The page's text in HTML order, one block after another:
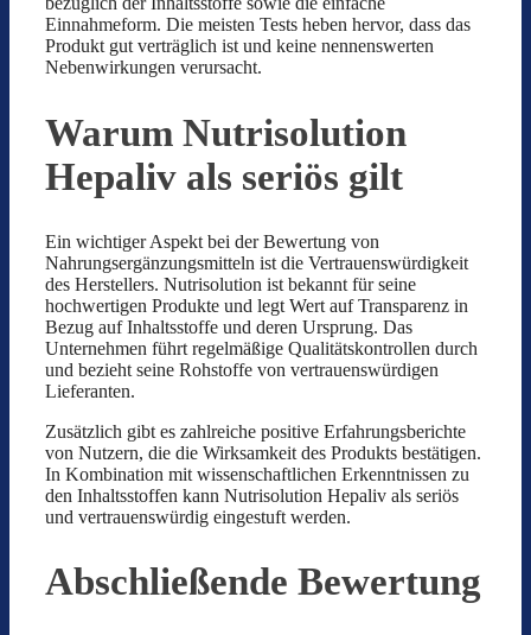
Einnahmeform. Die meisten Tests heben hervor, dass das
Produkt gut verträglich ist und keine nennenswerten
Nebenwirkungen verursacht.
Warum Nutrisolution
Hepaliv als seriös gilt
Ein wichtiger Aspekt bei der Bewertung von
Nahrungsergänzungsmitteln ist die Vertrauenswürdigkeit
des Herstellers. Nutrisolution ist bekannt für seine
hochwertigen Produkte und legt Wert auf Transparenz in
Bezug auf Inhaltsstoffe und deren Ursprung. Das
Unternehmen führt regelmäßige Qualitätskontrollen durch
und bezieht seine Rohstoffe von vertrauenswürdigen
Lieferanten.
Zusätzlich gibt es zahlreiche positive Erfahrungsberichte
von Nutzern, die die Wirksamkeit des Produkts bestätigen.
In Kombination mit wissenschaftlichen Erkenntnissen zu
den Inhaltsstoffen kann Nutrisolution Hepaliv als seriös
und vertrauenswürdig eingestuft werden.
Abschließende Bewertung